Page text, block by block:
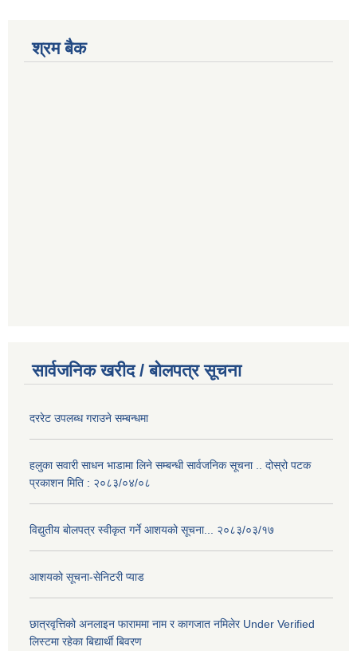
श्रम बैक
सार्वजनिक खरीद / बोलपत्र सूचना
दररेट उपलब्ध गराउने सम्बन्धमा
हलुका सवारी साधन भाडामा लिने सम्बन्धी सार्वजनिक सूचना .. दोस्रो पटक
प्रकाशन मिति : २०८३/०४/०८
विद्युतीय बोलपत्र स्वीकृत गर्ने आशयको सूचना... २०८३/०३/१७
आशयको सूचना-सेनिटरी प्याड
छात्रवृत्तिको अनलाइन फाराममा नाम र कागजात नमिलेर Under Verified
लिस्टमा रहेका बिद्यार्थी बिवरण